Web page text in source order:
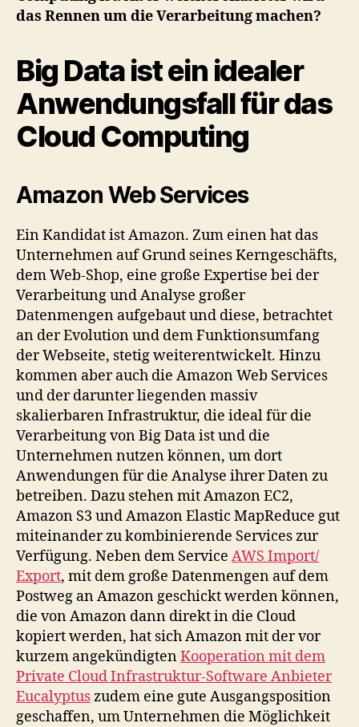
Gigant?
das Rennen um die Verarbeitung machen?
Big Data ist ein idealer
Anwendungsfall für das
Cloud Computing
Amazon Web Services
Ein Kandidat ist Amazon. Zum einen hat das
Unternehmen auf Grund seines Kerngeschäfts,
dem Web-Shop, eine große Expertise bei der
Verarbeitung und Analyse großer
Datenmengen aufgebaut und diese, betrachtet
an der Evolution und dem Funktionsumfang
der Webseite, stetig weiterentwickelt. Hinzu
kommen aber auch die Amazon Web Services
und der darunter liegenden massiv
skalierbaren Infrastruktur, die ideal für die
Verarbeitung von Big Data ist und die
Unternehmen nutzen können, um dort
Anwendungen für die Analyse ihrer Daten zu
betreiben. Dazu stehen mit Amazon EC2,
Amazon S3 und Amazon Elastic MapReduce gut
miteinander zu kombinierende Services zur
Verfügung. Neben dem Service AWS Import/
Export, mit dem große Datenmengen auf dem
Postweg an Amazon geschickt werden können,
die von Amazon dann direkt in die Cloud
kopiert werden, hat sich Amazon mit der vor
kurzem angekündigtenKooperation mit dem
Private Cloud Infrastruktur-Software Anbieter
Eucalyptuszudem eine gute Ausgangsposition
geschaffen, um Unternehmen die Möglichkeit